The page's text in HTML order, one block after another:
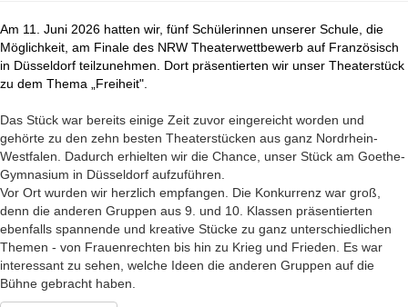
Am 11. Juni 2026 hatten wir, fünf Schülerinnen unserer Schule, die
Möglichkeit, am Finale des NRW Theaterwettbewerb auf Französisch
in Düsseldorf teilzunehmen. Dort präsentierten wir unser Theaterstück
zu dem Thema „Freiheit".
Das Stück war bereits einige Zeit zuvor eingereicht worden und
gehörte zu den zehn besten Theaterstücken aus ganz Nordrhein-
Westfalen. Dadurch erhielten wir die Chance, unser Stück am Goethe-
Gymnasium in Düsseldorf aufzuführen.
Vor Ort wurden wir herzlich empfangen. Die Konkurrenz war groß,
denn die anderen Gruppen aus 9. und 10. Klassen präsentierten
ebenfalls spannende und kreative Stücke zu ganz unterschiedlichen
Themen - von Frauenrechten bis hin zu Krieg und Frieden. Es war
interessant zu sehen, welche Ideen die anderen Gruppen auf die
Bühne gebracht haben.